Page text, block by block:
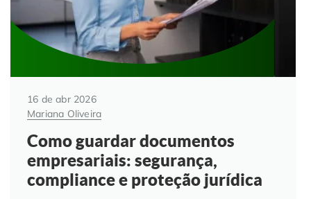
16 de abr 2026
Mariana Oliveira
Como guardar documentos
empresariais: segurança,
compliance e proteção jurídica